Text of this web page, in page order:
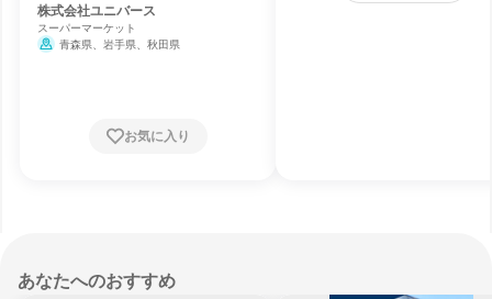
管理部門候補
株式会社ユニバース
スーパーマーケット
青森県、岩手県、秋田県
お気に入り
あなたへのおすすめ